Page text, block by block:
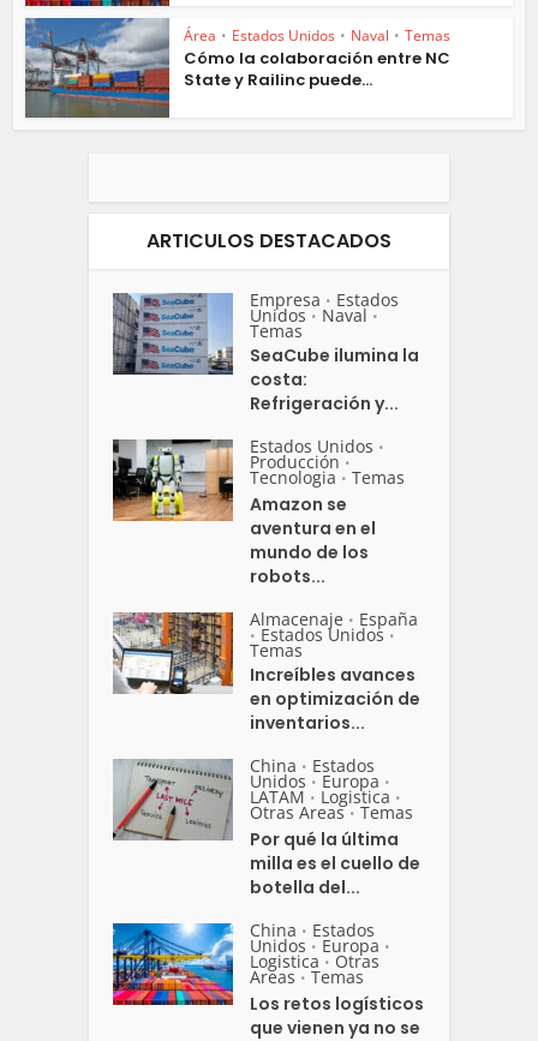
Área • Estados Unidos • Naval • Temas
Cómo la colaboración entre NC
State y Railinc puede...
ARTICULOS DESTACADOS
Empresa • Estados
Unidos • Naval •
Temas
SeaCube ilumina la
costa:
Refrigeración y...
Estados Unidos •
Producción •
Tecnologia • Temas
Amazon se
aventura en el
mundo de los
robots...
Almacenaje • España
• Estados Unidos •
Temas
Increíbles avances
en optimización de
inventarios...
China • Estados
Unidos • Europa •
LATAM • Logistica •
Otras Areas • Temas
Por qué la última
milla es el cuello de
botella del...
China • Estados
Unidos • Europa •
Logistica • Otras
Areas • Temas
Los retos logísticos
que vienen ya no se